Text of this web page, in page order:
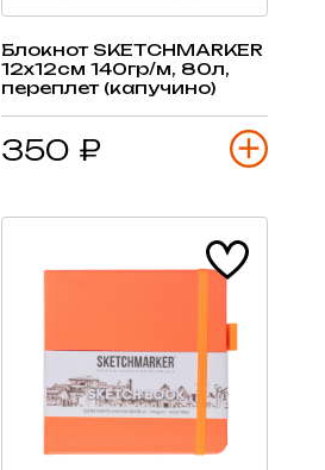
Блокнот SKETCHMARKER
12х12см 140гр/м, 80л,
переплет (капучино)
350 ₽